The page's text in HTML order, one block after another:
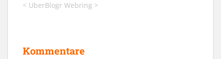
< UberBlogr Webring >
Kommentare